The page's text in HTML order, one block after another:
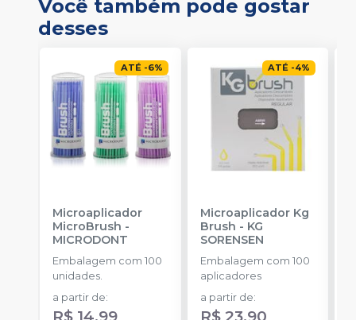
Você também pode gostar
desses
ATÉ -6%
Microaplicador
MicroBrush -
MICRODONT
Embalagem com 100
unidades.
a partir de:
ATÉ -4%
Microaplicador Kg
Brush - KG
SORENSEN
Embalagem com 100
aplicadores
a partir de: